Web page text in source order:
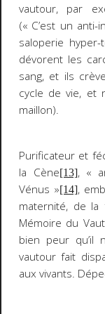
vautour, par
(« C’est un
saloperie
dévorent les
sang, et ils
cycle de vie, et
maillon).
Purificateur et
la Cène[13], «
Vénus »[14],
maternité, de la
Mémoire du
bien peur qu’il
vautour fait
aux vivants.